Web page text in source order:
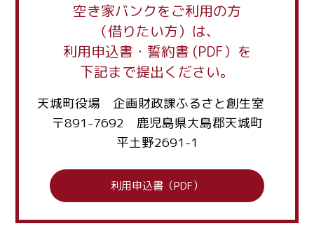
空き家バンクをご利用の方
（借りたい方）は、
利用申込書・誓約書 (PDF）を
下記まで提出ください。
天城町役場 企画財政課ふるさと創生室
〒891-7692 鹿児島県大島郡天城町
平土野2691-1
利用申込書（PDF）